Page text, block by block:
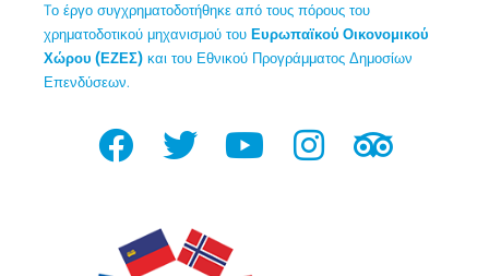
Tο έργο συγχρηματοδοτήθηκε από τους πόρους του
χρηματοδοτικού μηχανισμού του Ευρωπαϊκού Οικονομικού
Χώρου (ΕΖΕΣ) και του Εθνικού Προγράμματος Δημοσίων
Επενδύσεων.